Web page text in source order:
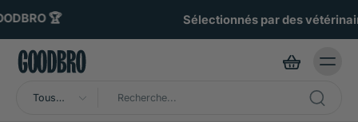
Sélectionnés par des vétérinaires 🧑🏼‍⚕️
Tous